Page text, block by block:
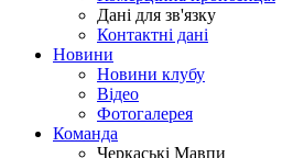
Дані для зв'язку
Контактні дані
Новини
Новини клубу
Відео
Фотогалерея
Команда
Черкаські Мавпи